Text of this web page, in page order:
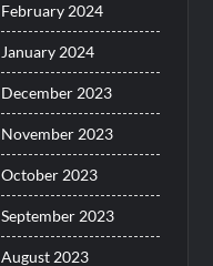
February 2024
January 2024
December 2023
November 2023
October 2023
September 2023
August 2023